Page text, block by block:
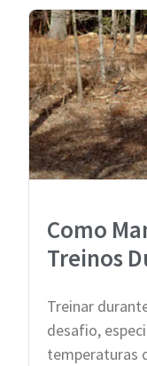
Como
Treinos
Treinar
desafio,
temperaturas